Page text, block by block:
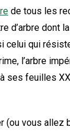
de tous les
d’arbre dont
celui qui
l’arbre
ses feuilles
(ou vous allez